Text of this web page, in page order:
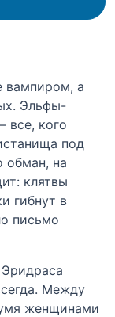
вампиром, а
Эльфы-
все, кого
под
обман, на
клятвы
гибнут в
письмо
Между
женщинами